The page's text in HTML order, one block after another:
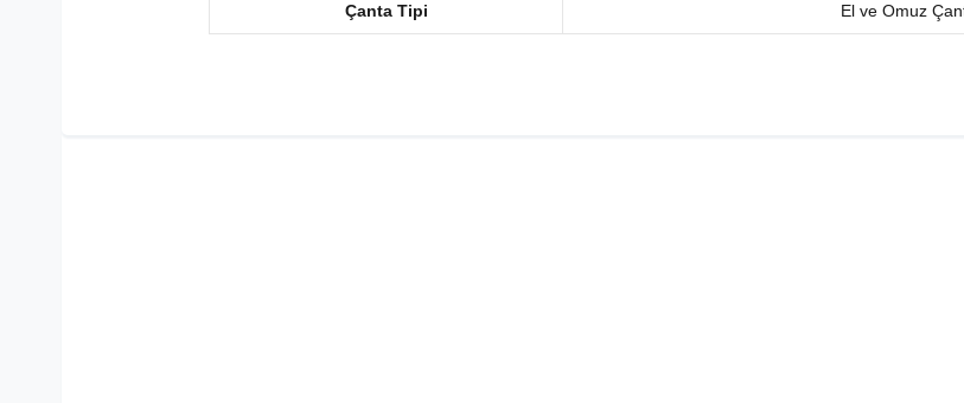
Çanta Tipi El ve Omuz